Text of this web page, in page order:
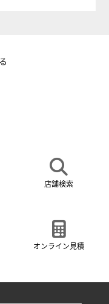
店舗検索
オンライン見積